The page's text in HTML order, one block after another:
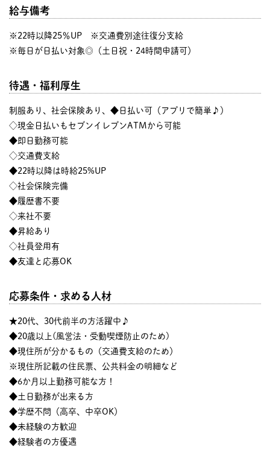
給与備考
※22時以降25％UP ※交通費別途往復分支給
※毎日が日払い対象◎（土日祝・24時間申請可）
待遇・福利厚生
制服あり、社会保険あり、◆日払い可（アプリで簡単♪）
◇現金日払いもセブンイレブンATMから可能
◆即日勤務可能
◇交通費支給
◆22時以降は時給25%UP
◇社会保険完備
◆履歴書不要
◇来社不要
◆昇給あり
◇社員登用有
◆友達と応募OK
応募条件・求める人材
★20代、30代前半の方活躍中♪
◆20歳以上(風営法・受動喫煙防止のため)
◆現住所が分かるもの（交通費支給のため）
※現住所記載の住民票、公共料金の明細など
◆6か月以上勤務可能な方！
◆土日勤務が出来る方
◆学歴不問（高卒、中卒OK）
◆未経験の方歓迎
◆経験者の方優遇